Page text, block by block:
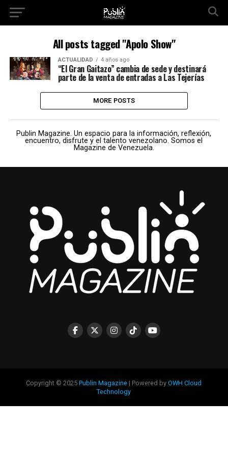
All posts tagged "Apolo Show"
ACTUALIDAD 4 años ago
“El Gran Gaitazo” cambia de sede y destinará
parte de la venta de entradas a Las Tejerías
MORE POSTS
Publin Magazine. Un espacio para la información, reflexión,
encuentro, disfrute y el talento venezolano. Somos el
Magazine de Venezuela.
Copyright © 2025Publin Magazine | Powered byOWH Cloud
Technology